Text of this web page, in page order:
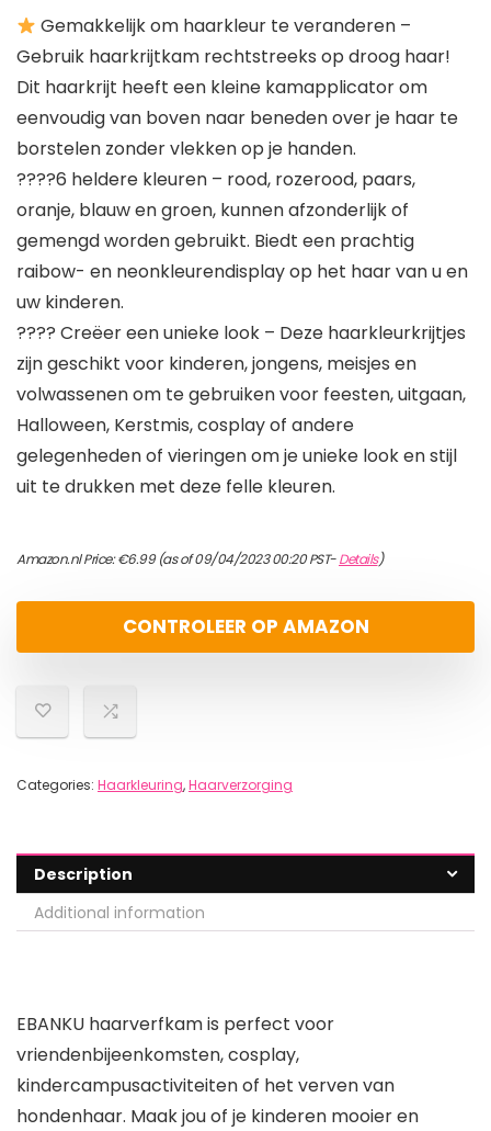
Gemakkelijk om haarkleur te veranderen –
Gebruik haarkrijtkam rechtstreeks op droog haar!
Dit haarkrijt heeft een kleine kamapplicator om
eenvoudig van boven naar beneden over je haar te
borstelen zonder vlekken op je handen.
????6 heldere kleuren – rood, rozerood, paars,
oranje, blauw en groen, kunnen afzonderlijk of
gemengd worden gebruikt. Biedt een prachtig
raibow- en neonkleurendisplay op het haar van u en
uw kinderen.
???? Creëer een unieke look – Deze haarkleurkrijtjes
zijn geschikt voor kinderen, jongens, meisjes en
volwassenen om te gebruiken voor feesten, uitgaan,
Halloween, Kerstmis, cosplay of andere
gelegenheden of vieringen om je unieke look en stijl
uit te drukken met deze felle kleuren.
Amazon.nl Price:€6.99(as of 09/04/2023 00:20 PST-Details)
CONTROLEER OP AMAZON
Categories: Haarkleuring,Haarverzorging
Description
Additional information
EBANKU haarverfkam is perfect voor
vriendenbijeenkomsten, cosplay,
kindercampusactiviteiten of het verven van
hondenhaar. Maak jou of je kinderen mooier en